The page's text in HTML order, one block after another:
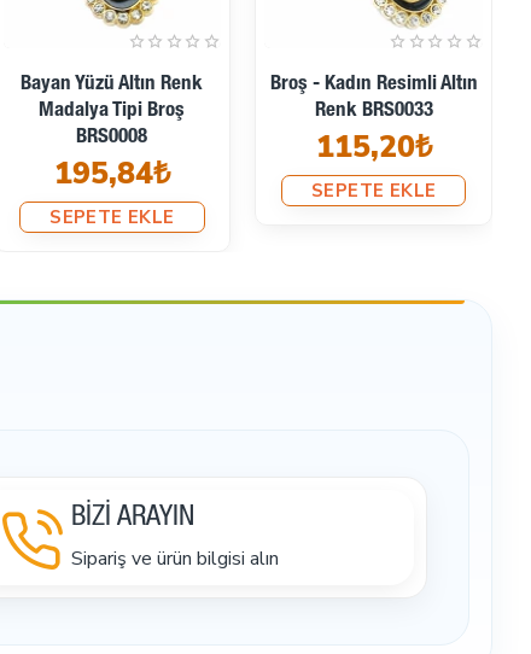
Çok Şık Taşlı Altın Renk
Broş BRS0024
213,12₺
SEPETE EKLE
Desenli Ve Taşlı Gümüş
Metal Broş BRS0037
155,52₺
SEPETE EKLE
BİZİ ARAYIN
Sipariş ve ürün bilgisi alın